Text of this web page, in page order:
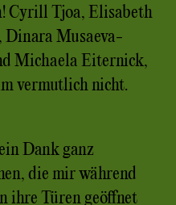
Cyrill Tjoa, Elisabeth
Musaeva-
Michaela Eiternick,
vermutlich nicht.
Dank ganz
die mir während
ihre Türen geöffnet